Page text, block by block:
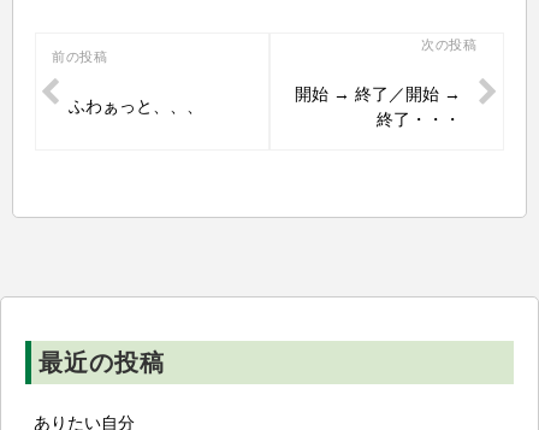
投
稿
ー
前の投稿
ふわぁっと、、、
次の投稿
開始 → 終了／開始 →
終了・・・
最近の投稿
ありたい自分